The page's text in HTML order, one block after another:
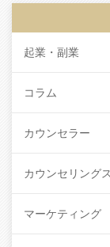
起業・副業
コラム
カウンセラー
カウンセリング
マーケティング